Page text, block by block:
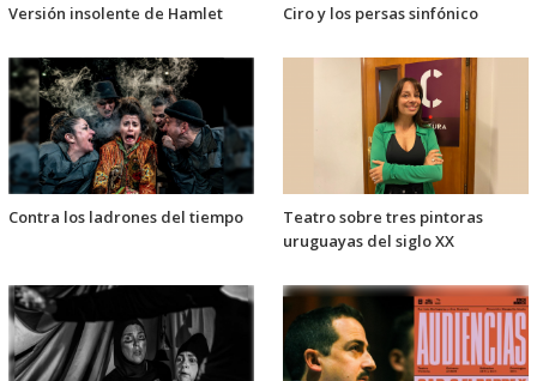
Versión insolente de Hamlet Ciro y los persas sinfónico
Contra los ladrones del tiempo
Teatro sobre tres pintoras
uruguayas del siglo XX